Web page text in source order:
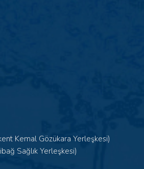
Kemal Gözükara Yerleşkesi)
Sağlık Yerleşkesi)